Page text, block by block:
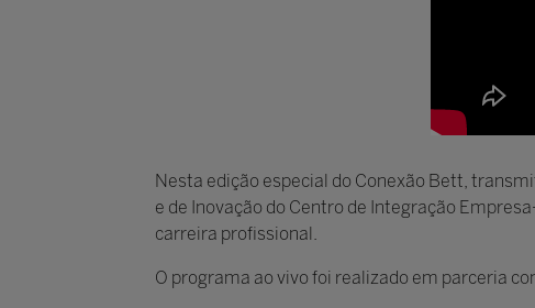
Nesta edição especial do Conexão Bett,
e de Inovação do Centro de Integração
carreira profissional.
O programa ao vivo foi realizado em parceria